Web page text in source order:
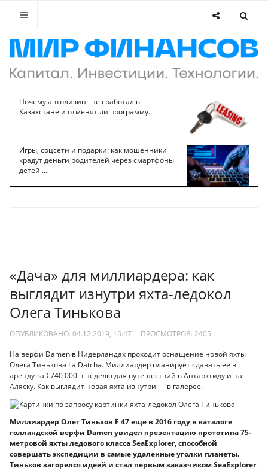
Почему автолизинг не сработал в
Казахстане и отменят ли программу...
Игры, соцсети и подарки: как мошенники
крадут деньги родителей через смартфоны
детей ...
«Дача» для миллиардера: как
выглядит изнутри яхта-ледокол
Олега Тинькова
ОПУБЛИКОВАНО: 04.12.2019, 16:47 ПРОСМОТРОВ: 2405
На верфи Damen в Нидерландах проходит оснащение новой яхты
Олега Тинькова La Datcha. Миллиардер планирует сдавать ее в
аренду за €740 000 в неделю для путешествий в Антарктиду и на
Аляску. Как выглядит новая яхта изнутри — в галерее.
Миллиардер Олег Тиньков F 47 еще в 2016 году в каталоге
голландской верфи Damen увидел презентацию прототипа 75-
метровой яхты ледового класса SeaExplorer, способной
совершать экспедиции в самые удаленные уголки планеты.
Тиньков загорелся идеей и стал первым заказчиком SeaExplorer.